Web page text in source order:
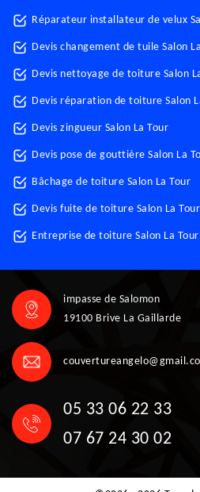
Réparateur installateur de velux
Devis changement de tuile Salon
Devis nettoyage de toiture Salon
Devis réparation de toiture Salon
Devis zingueur Salon La Tour
Devis pose de gouttière Salon La
Bâchage de toiture Salon La Tour
Devis fuite de toiture Salon La Tour
Entreprise de toiture Salon La Tour
impasse de Salomon
19100 Brive La Gaillarde
05 33 06 22 33
07 67 24 30 02